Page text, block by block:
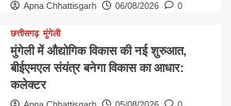
Apna Chhattisgarh 06/08/2026 0
छत्तीसगढ़ मुंगेली
मुंगेली में औद्योगिक विकास की नई शुरुआत,
बीईएमएल संयंत्र बनेगा विकास का आधार:
कलेक्टर